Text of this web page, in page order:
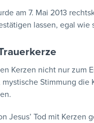
am 7. Mai 2013
lassen, egal
Kerzen nicht nur zum
Stimmung
Jesus’ Tod mit Kerzen